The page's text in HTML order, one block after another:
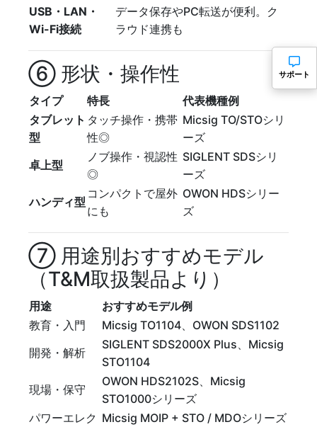
USB・LAN・
Wi-Fi接続
データ保存やPC転送が便利。ク
ラウド連携も
⑥ 形状・操作性
タイプ 特長
代表機種例
タブレット
型
タッチ操作・携帯
性◎
Micsig TO/STOシリ
ーズ
卓上型
ノブ操作・視認性
◎
SIGLENT SDSシリ
ーズ
ハンディ型
コンパクトで屋外
にも
OWON HDSシリー
ズ
⑦ 用途別おすすめモデル
（T&M取扱製品より）
用途
おすすめモデル例
教育・入門
Micsig TO1104、OWON SDS1102
開発・解析
SIGLENT SDS2000X Plus、Micsig
STO1104
現場・保守
OWON HDS2102S、Micsig
STO1000シリーズ
パワーエレク Micsig MOIP + STO / MDOシリーズ
サポート